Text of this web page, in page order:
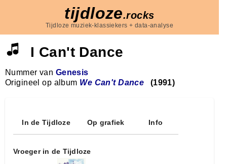
tijdloze.rocks
Tijdloze muziek-klassiekers + data-analyse
I Can't Dance
Nummer van Genesis
Origineel op album We Can't Dance (1991)
In de Tijdloze Op grafiek Info
Vroeger in de Tijdloze